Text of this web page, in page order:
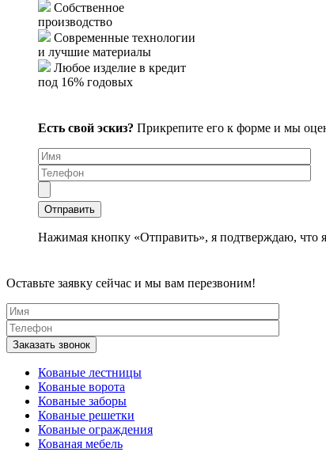
Собственное
производство
Современные технологии
и лучшие материалы
Любое изделие в кредит
под 16% годовых
Есть свой эскиз? Прикрепите его к форме и мы
Нажимая кнопку «Отправить», я подтверждаю, что
Оставьте заявку сейчас и мы вам перезвоним!
Кованые лестницы
Кованые ворота
Кованые заборы
Кованые решетки
Кованые ограждения
Кованая мебель